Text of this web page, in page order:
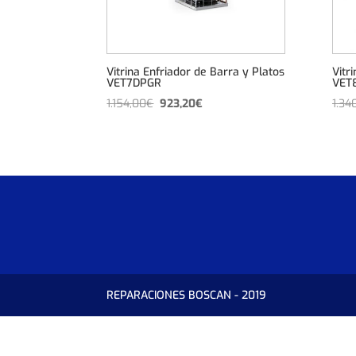
Vitrina Enfriador de Barra y Platos
VET7DPGR
1.154,00€El
1.154,00€.
923,20€El
923,20€.
REPARACIONES BOSCAN - 2019